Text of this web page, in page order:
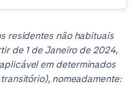
residentes não habituais
de 1 de Janeiro de 2024,
em determinados
nomeadamente:
Cádiz
Granada
Málaga